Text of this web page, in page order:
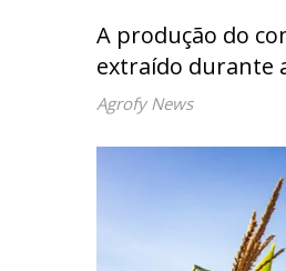
A produção do
extraído durante
Agrofy News